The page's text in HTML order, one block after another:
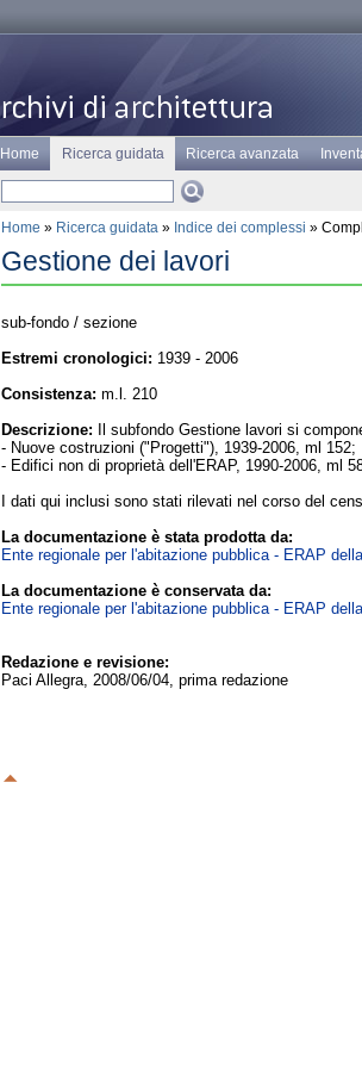
Home Ricerca guidata Ricerca avanzata
Home » Ricerca guidata » Indice dei complessi »
Gestione dei lavori
sub-fondo / sezione
Estremi cronologici: 1939 - 2006
Consistenza: m.l. 210
Descrizione: Il subfondo Gestione lavori si
- Nuove costruzioni ("Progetti"), 1939-2006, ml 152;
- Edifici non di proprietà dell'ERAP, 1990-2006, ml
I dati qui inclusi sono stati rilevati nel corso del
La documentazione è stata prodotta da:
Ente regionale per l'abitazione pubblica - ERAP
La documentazione è conservata da:
Ente regionale per l'abitazione pubblica - ERAP
Redazione e revisione:
Paci Allegra, 2008/06/04, prima redazione